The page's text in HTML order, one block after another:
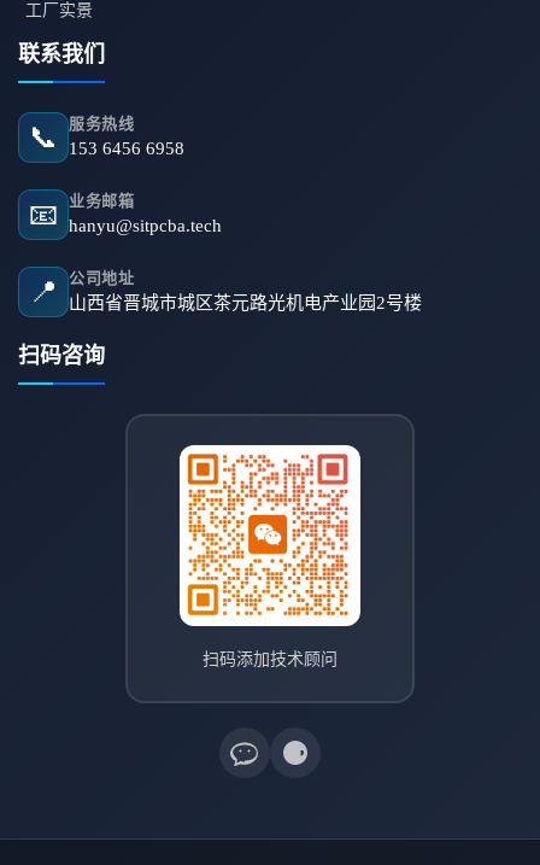
工厂实景
联系我们
📞 服务热线
153 6456 6958
📧 业务邮箱
hanyu@sitpcba.tech
📍 公司地址
山西省晋城市城区茶元路光机电产业园2号楼
扫码咨询
扫码添加技术顾问